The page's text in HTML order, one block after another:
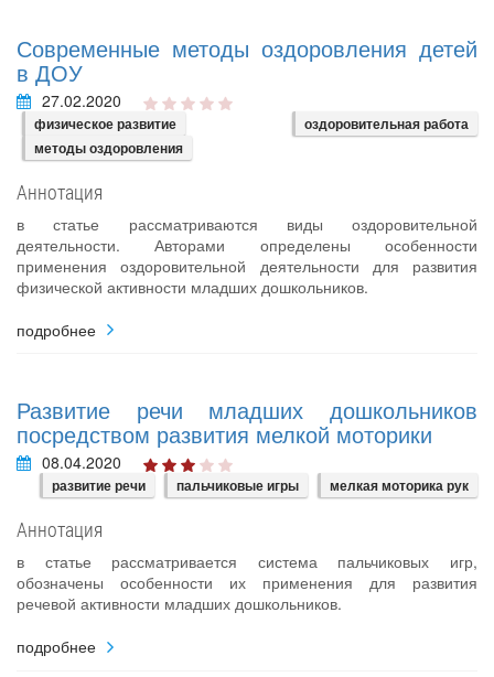
Современные методы оздоровления детей
в ДОУ
27.02.2020
физическое развитие
оздоровительная работа
методы оздоровления
Аннотация
в статье рассматриваются виды оздоровительной
деятельности. Авторами определены особенности
применения оздоровительной деятельности для развития
физической активности младших дошкольников.
подробнее
Развитие речи младших дошкольников
посредством развития мелкой моторики
08.04.2020
развитие речи пальчиковые игры мелкая моторика рук
Аннотация
в статье рассматривается система пальчиковых игр,
обозначены особенности их применения для развития
речевой активности младших дошкольников.
подробнее